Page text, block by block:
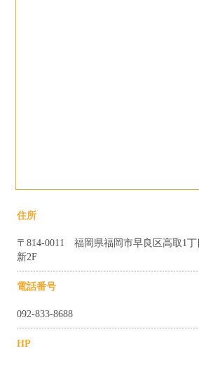
住所
〒814-0011 福岡県福岡市早良区高取1丁
新2F
電話番号
092-833-8688
HP